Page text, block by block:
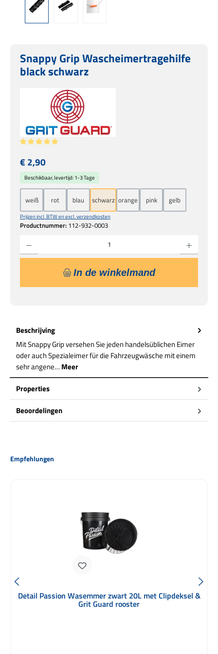
Snappy Grip Wascheimertragehilfe
black schwarz
Normale prijs:
€ 2,90
Prijzen incl. BTW en excl. verzendkosten
Productnummer: 112-932-0003
Beschikbaar, levertijd: 1-3 Tage
weiß rot blau schwarz orange pink gelb
In de winkelmand
Beschrijving
Mit Snappy Grip versehen Sie jeden handelsüblichen Eimer
oder auch Spezialeimer für die Fahrzeugwäsche mit einem
sehr angene… Meer
Properties
Beoordelingen
Productgalerij overslaan
Empfehlungen
Detail Passion Wasemmer zwart 20L met Clipdeksel &
Grit Guard rooster